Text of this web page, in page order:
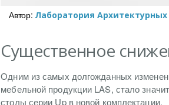
Автор: Лаборатория
Существенное
Одним из самых долгожданных
мебельной продукции LAS, стало
столы серии Up в новой комплектации.